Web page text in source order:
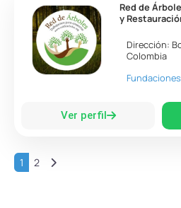
Red de
y
Dirección:
Colombia
Fundaciones
Ver perfil
1 2 Entradas anteriores